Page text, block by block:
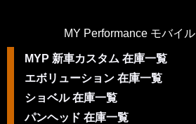
MY Performance モバイ
MYP 新車カスタム 在庫一覧
エボリューション 在庫一覧
ショベル 在庫一覧
パンヘッド 在庫一覧